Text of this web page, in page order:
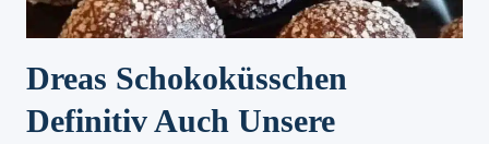
Dreas Schokoküsschen
Definitiv Auch Unsere